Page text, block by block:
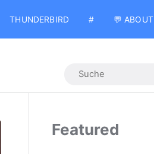
THUNDERBIRD # 💬 ABOUT
Featured